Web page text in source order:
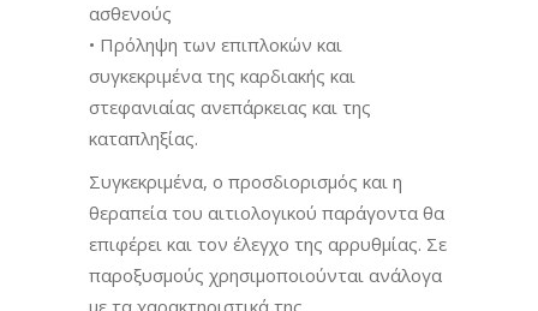
ασθενούς
• Πρόληψη των επιπλοκών και
συγκεκριμένα της καρδιακής και
στεφανιαίας ανεπάρκειας και της
καταπληξίας.
Συγκεκριμένα, ο προσδιορισμός και η
θεραπεία του αιτιολογικού παράγοντα θα
επιφέρει και τον έλεγχο της αρρυθμίας. Σε
παροξυσμούς χρησιμοποιούνται ανάλογα
με τα χαρακτηριστικά της